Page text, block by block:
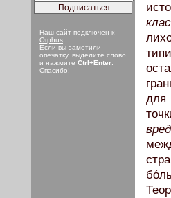
Наш сайт подключен к
Orphus
Если вы заметили
опечатку, выделите слово
и нажмите Ctrl+Enter
Спасибо!
для